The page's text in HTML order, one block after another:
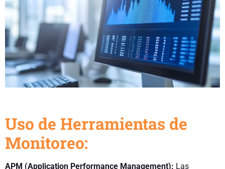
Uso de Herramientas de
Monitoreo:
APM (Application Performance Management): Las